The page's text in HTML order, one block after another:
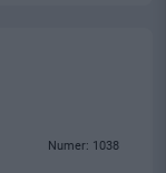
Numer: 1038